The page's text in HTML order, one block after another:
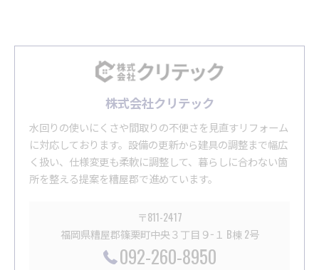
株式会社クリテック
水回りの使いにくさや間取りの不便さを見直すリフォーム
に対応しております。設備の更新から建具の調整まで幅広
く扱い、仕様変更も柔軟に調整して、暮らしに合わない箇
所を整える提案を糟屋郡で進めています。
〒811-2417
福岡県糟屋郡篠栗町中央３丁目９−１ B棟 2号
092-260-8950